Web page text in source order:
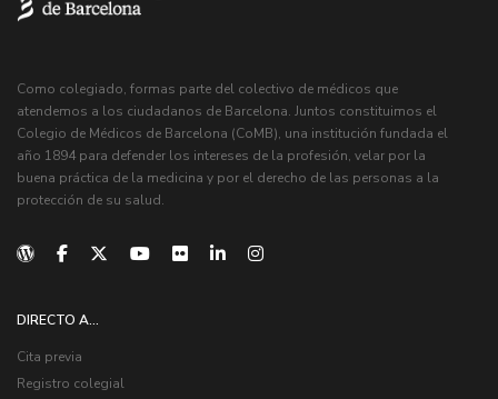
Como colegiado, formas parte del colectivo de médicos que
atendemos a los ciudadanos de Barcelona. Juntos constituimos el
Colegio de Médicos de Barcelona (CoMB), una institución fundada el
año 1894 para defender los intereses de la profesión, velar por la
buena práctica de la medicina y por el derecho de las personas a la
protección de su salud.
DIRECTO A...
Cita previa
Registro colegial